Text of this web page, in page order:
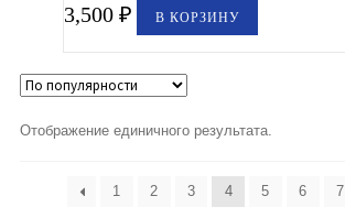
3,500₽ В КОРЗИНУ
Отображение единичного результата.
1 2 3 4 5 6 7